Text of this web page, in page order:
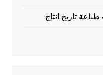
تاريخ انتاج